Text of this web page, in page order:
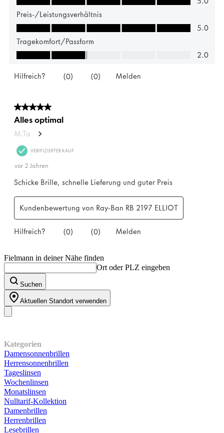
Fielmann in deiner Nähe finden
Ort oder PLZ eingeben
Suchen
Aktuellen Standort verwenden
Kategorien
Damensonnenbrillen
Herrensonnenbrillen
Tageslinsen
Wochenlinsen
Monatslinsen
Nulltarif-Kollektion
Damenbrillen
Herrenbrillen
Lesebrillen